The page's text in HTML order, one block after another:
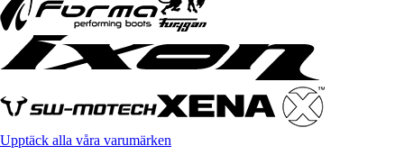
Upptäck alla våra varumärken